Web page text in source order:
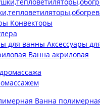
Конвекторы
Аксессуары
Ванна акриловая
Ванна